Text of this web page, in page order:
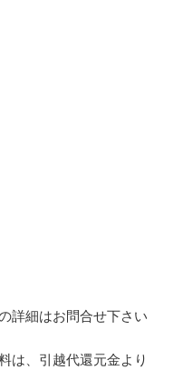
詳細はお問合せ下さい
は、引越代還元金より